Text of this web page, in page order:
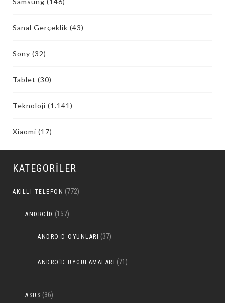
Sanal Gerçeklik (43)
Sony (32)
Tablet (30)
Teknoloji (1.141)
Xiaomi (17)
KATEGORILER
AKILLI TELEFON (772)
ANDROID (157)
ANDROID OYUNLARI (37)
ANDROID UYGULAMALARI (71)
ASUS (36)